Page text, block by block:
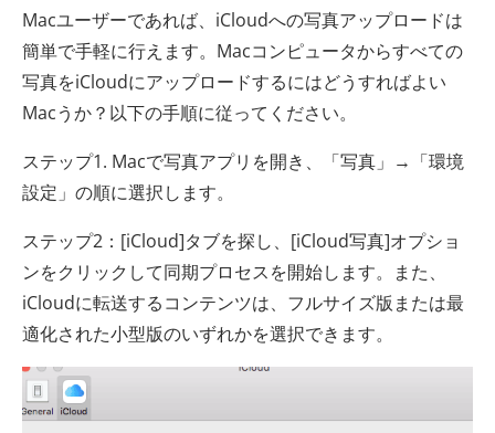
Macユーザーであれば、iCloudへの写真アップロードは
簡単で手軽に行えます。Macコンピュータからすべての
写真をiCloudにアップロードするにはどうすればよい
Macうか？以下の手順に従ってください。
ステップ1. Macで写真アプリを開き、「写真」→「環境
設定」の順に選択します。
ステップ2：[iCloud]タブを探し、[iCloud写真]オプショ
ンをクリックして同期プロセスを開始します。また、
iCloudに転送するコンテンツは、フルサイズ版または最
適化された小型版のいずれかを選択できます。